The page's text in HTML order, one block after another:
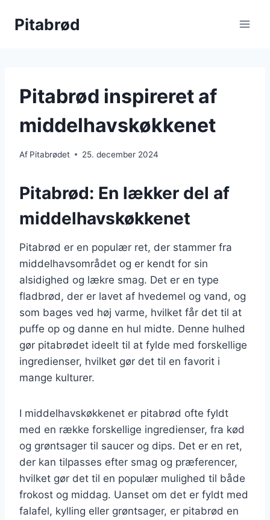
Pitabrød
Pitabrød inspireret af
middelhavskøkkenet
Af Pitabrødet 25. december 2024
Pitabrød: En lækker del af
middelhavskøkkenet
Pitabrød er en populær ret, der stammer fra
middelhavsområdet og er kendt for sin
alsidighed og lækre smag. Det er en type
fladbrød, der er lavet af hvedemel og vand, og
som bages ved høj varme, hvilket får det til at
puffe op og danne en hul midte. Denne hulhed
gør pitabrødet ideelt til at fylde med forskellige
ingredienser, hvilket gør det til en favorit i
mange kulturer.
I middelhavskøkkenet er pitabrød ofte fyldt
med en række forskellige ingredienser, fra kød
og grøntsager til saucer og dips. Det er en ret,
der kan tilpasses efter smag og præferencer,
hvilket gør det til en populær mulighed til både
frokost og middag. Uanset om det er fyldt med
falafel, kylling eller grøntsager, er pitabrød en